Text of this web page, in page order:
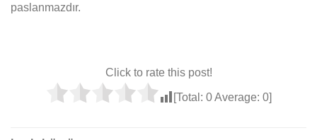
paslanmazdır.
Click to rate this post!
[Total: 0Average: 0]